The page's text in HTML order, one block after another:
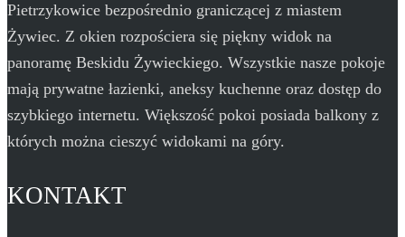
Pietrzykowice bezpośrednio graniczącej z miastem
Żywiec. Z okien rozpościera się piękny widok na
panoramę Beskidu Żywieckiego. Wszystkie nasze pokoje
mają prywatne łazienki, aneksy kuchenne oraz dostęp do
szybkiego internetu. Większość pokoi posiada balkony z
których można cieszyć widokami na góry.
KONTAKT